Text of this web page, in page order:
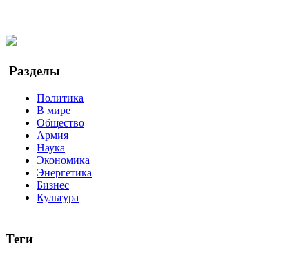
Разделы
Политика
В мире
Общество
Армия
Наука
Экономика
Энергетика
Бизнес
Культура
Теги